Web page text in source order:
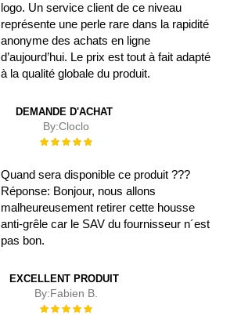
logo. Un service client de ce niveau
représente une perle rare dans la rapidité
anonyme des achats en ligne
d’aujourd’hui. Le prix est tout à fait adapté
à la qualité globale du produit.
DEMANDE D'ACHAT
By:Cloclo
Évaluation :
Quand sera disponible ce produit ???
Réponse: Bonjour, nous allons
malheureusement retirer cette housse
anti-grêle car le SAV du fournisseur n´est
pas bon.
EXCELLENT PRODUIT
By:Fabien B.
Évaluation :